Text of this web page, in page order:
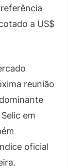
a US$
reunião
em
oficial